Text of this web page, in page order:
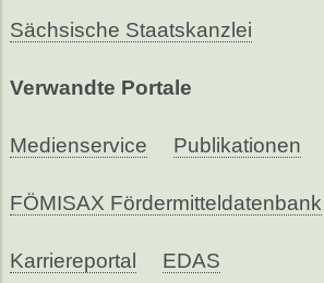
Sächsische Staatskanzlei
Verwandte Portale
Medienservice Publikationen
FÖMISAX Fördermitteldatenbank
Karriereportal EDAS